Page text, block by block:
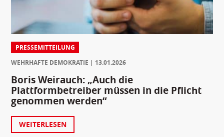
PRESSEMITTEILUNG
WEHRHAFTE DEMOKRATIE
13.01.2026
Boris Weirauch: „Auch die
Plattformbetreiber müssen in die Pflicht
genommen werden“
WEITERLESEN